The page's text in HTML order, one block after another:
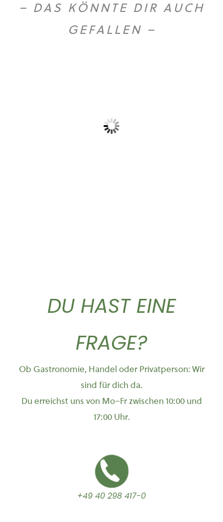
– DAS KÖNNTE DIR AUCH
GEFALLEN –
DU HAST EINE
FRAGE?
Ob Gastronomie, Handel oder Privatperson: Wir
sind für dich da.
Du erreichst uns von Mo–Fr zwischen 10:00 und
17:00 Uhr.
+49 40 298 417-0